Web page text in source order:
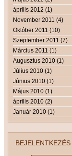
április 2012 (1)
November 2011 (4)
Október 2011 (10)
Szeptember 2011 (7)
Március 2011 (1)
Augusztus 2010 (1)
Július 2010 (1)
Június 2010 (1)
Május 2010 (1)
április 2010 (2)
Január 2010 (1)
BEJELENTKEZÉS